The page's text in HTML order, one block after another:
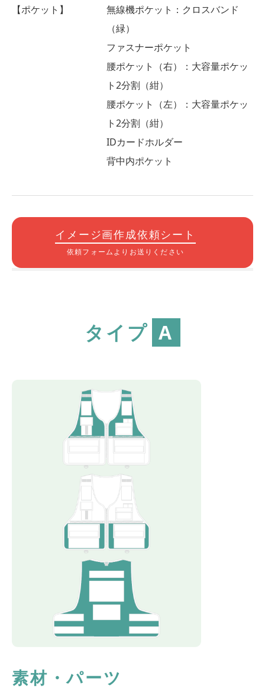
【ポケット】
無線機ポケット：クロスバンド
（緑）
ファスナーポケット
腰ポケット（右）：大容量ポケッ
ト2分割（紺）
腰ポケット（左）：大容量ポケッ
ト2分割（紺）
IDカードホルダー
背中内ポケット
イメージ画作成依頼シート
依頼フォームよりお送りください
タイプ A
素材・パーツ